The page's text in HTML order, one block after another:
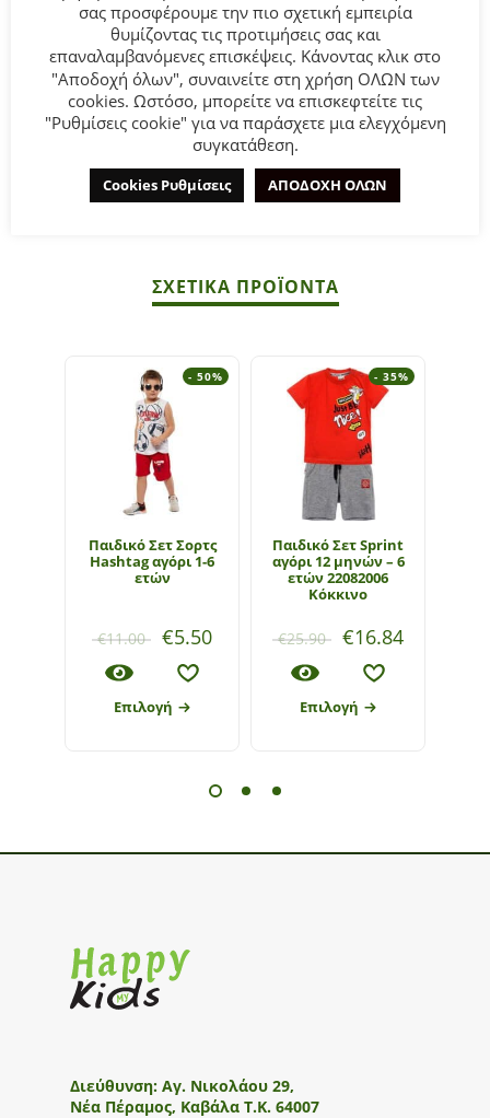
Παιδικό σετ φόρμες Sprint για αγόρι από 12 μηνών έως 5
ετών σε μπλε χρώμα με σχέδιο μπάλες.
Σύνθεση:70% Βαμβάκι 30% Πολυεστέρας.
ΣΥΜΒΟΥΛΕΣ
Πλένεται στο πλυντήριο στους 30°C.
ΣΧΕΤΙΚΆ ΠΡΟΪΌΝΤΑ
- 50%
Παιδικό Σετ Σορτς
Hashtag αγόρι 1-6
ετών
€11.00 €5.50
Επιλογή
- 35%
Παιδικό Σετ Sprint
αγόρι 12 μηνών – 6
ετών 22082006
Κόκκινο
€25.90 €16.84
Επιλογή
Διεύθυνση: Αγ. Νικολάου 29,
Νέα Πέραμος, Καβάλα Τ.Κ. 64007
σας προσφέρουμε την πιο σχετική εμπειρία
θυμίζοντας τις προτιμήσεις σας και
επαναλαμβανόμενες επισκέψεις. Κάνοντας κλικ στο
"Αποδοχή όλων", συναινείτε στη χρήση ΟΛΩΝ των
cookies. Ωστόσο, μπορείτε να επισκεφτείτε τις
"Ρυθμίσεις cookie" για να παράσχετε μια ελεγχόμενη
συγκατάθεση.
Cookies Ρυθμίσεις ΑΠΟΔΟΧΗ ΟΛΩΝ